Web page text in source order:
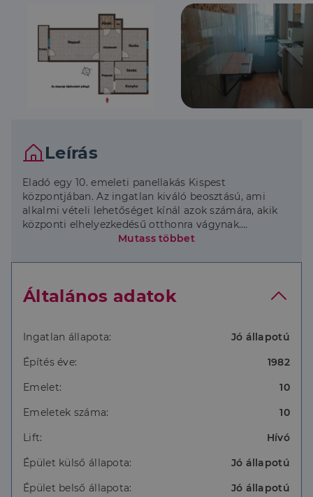
Leírás
Eladó egy 10. emeleti panellakás Kispest
központjában. Az ingatlan kiváló beosztású, ami
alkalmi vételi lehetőséget kínál azok számára, akik
központi elhelyezkedésű otthonra vágynak.
számára, akik egy nyüzsgő városrészben keresnek
infrastruktúra által kínált kényelem is.
hogy az új tulajdonos saját ízlése szerint alakíthassa
a központi elhelyezkedés mellett számos
bevásárlási, szórakozási és oktatási lehetőség is
elérhető gyalogos távolságra. A környék
tömegközlekedése kiváló, így Budapest bármely
lehetőség azok számára, akik értékelik a központi
Mutass többet
Általános adatok
Ingatlan állapota:
Jó állapotú
Építés éve:
1982
Emelet:
10
Emeletek száma:
10
Lift:
Hívó
Épület külső állapota:
Jó állapotú
Épület belső állapota:
Jó állapotú